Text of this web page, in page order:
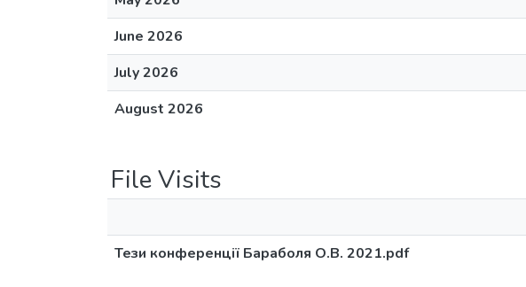
June 2026
July 2026
August 2026
File Visits
Тези конференції Бараболя О.В. 2021.pdf